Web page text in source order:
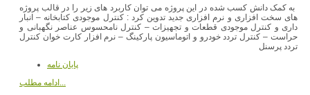
به کمک دانش کسب شده در این پروژه می توان کاربرد های زیر را در قالب پروژه
های سخت افزاری و نرم افزاری جدید تدوین کرد : کنترل موجودی کتابخانه – انبار
داری و کنترل موجودی قطعات و تجهیزات – کنترل نامحسوس عناصر نگهبانی و
حراست – کنترل تردد خودرو و اتوماسیون پارکینگ – نرم افزار کارت خوان کنترل
تردد پرسنل
پایان نامه
ادامه مطلب...